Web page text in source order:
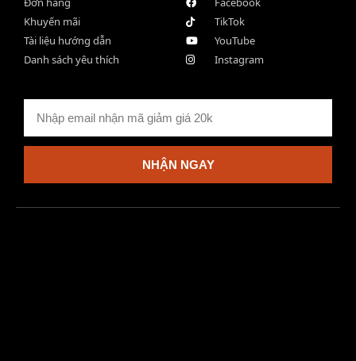
Khuyến mãi
Tài liệu hướng dẫn
Danh sách yêu thích
TikTok
YouTube
Instagram
NHẬN NGAY